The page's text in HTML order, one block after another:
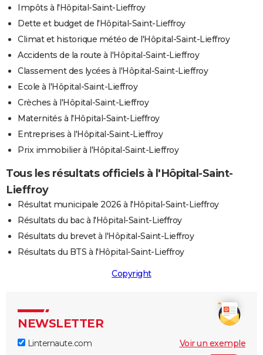
Impôts à l'Hôpital-Saint-Lieffroy
Dette et budget de l'Hôpital-Saint-Lieffroy
Climat et historique météo de l'Hôpital-Saint-Lieffroy
Accidents de la route à l'Hôpital-Saint-Lieffroy
Classement des lycées à l'Hôpital-Saint-Lieffroy
Ecole à l'Hôpital-Saint-Lieffroy
Crèches à l'Hôpital-Saint-Lieffroy
Maternités à l'Hôpital-Saint-Lieffroy
Entreprises à l'Hôpital-Saint-Lieffroy
Prix immobilier à l'Hôpital-Saint-Lieffroy
Tous les résultats officiels à l'Hôpital-Saint-
Lieffroy
Résultat municipale 2026 à l'Hôpital-Saint-Lieffroy
Résultats du bac à l'Hôpital-Saint-Lieffroy
Résultats du brevet à l'Hôpital-Saint-Lieffroy
Résultats du BTS à l'Hôpital-Saint-Lieffroy
Copyright
NEWSLETTER
Linternaute.com Voir un exemple